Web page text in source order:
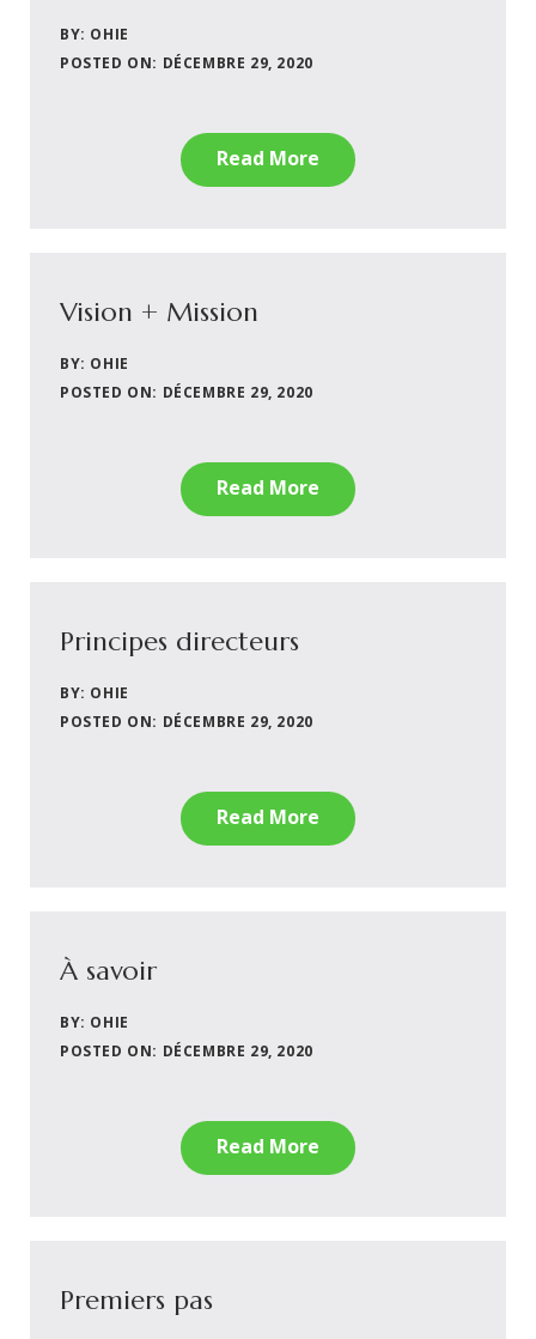
BY: OHIE
POSTED ON: DÉCEMBRE 29, 2020
Read More
Vision + Mission
BY: OHIE
POSTED ON: DÉCEMBRE 29, 2020
Read More
Principes directeurs
BY: OHIE
POSTED ON: DÉCEMBRE 29, 2020
Read More
À savoir
BY: OHIE
POSTED ON: DÉCEMBRE 29, 2020
Read More
Premiers pas